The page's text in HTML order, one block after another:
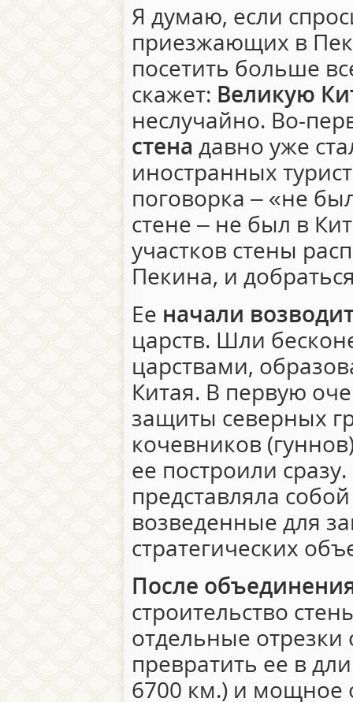
Я думаю, если
приезжающих в
посетить больше
скажет: Великую
неслучайно. Во-
стена давно уже
иностранных
поговорка – «не
стене – не был в
участков стены
Пекина, и
Ее начали
царств. Шли
царствами,
Китая. В первую
защиты северных
кочевников
ее построили
представляла
возведенные для
стратегических
После
строительство
отдельные отрезки
превратить ее в
6700 км.) и мощное